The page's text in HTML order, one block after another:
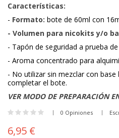
Características:
- Formato: bote de 60ml con
- Volumen para nicokits y/o
- Tapón de seguridad a prueba
- Aroma concentrado para
- No utilizar sin mezclar con
completar el bote.
VER MODO DE PREPARACIÓN
0 Opiniones
6,95 €